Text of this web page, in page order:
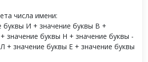
числа имени:
буквы И + значение буквы В +
значение буквы Н + значение буквы -
+ значение буквы Е + значение буквы